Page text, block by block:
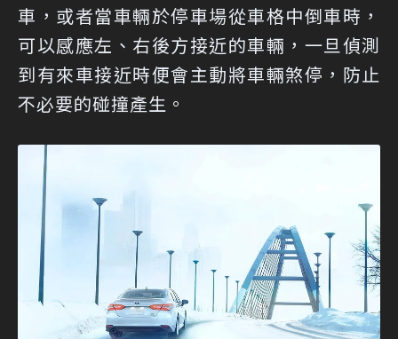
車，或者當車輛於停車場從車格中倒車時，
可以感應左、右後方接近的車輛，一旦偵測
到有來車接近時便會主動將車輛煞停，防止
不必要的碰撞產生。